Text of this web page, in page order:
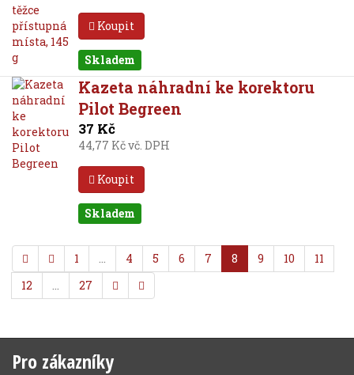
Koupit
Skladem
Kazeta náhradní ke korektoru
Pilot Begreen
37 Kč
44,77 Kč vč. DPH
Koupit
Skladem
1 … 4 5 6 7 8 9 10
11
12
… 27
Pro zákazníky